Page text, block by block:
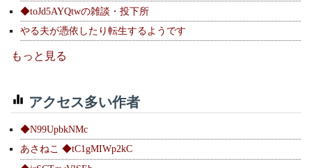
◆toJd5AYQtwの雑談・投下所
やる夫が憑依したり転生するようです
もっと見る
アクセス多い作者
◆N99UpbkNMc
あさねこ ◆tC1gMIWp2kC